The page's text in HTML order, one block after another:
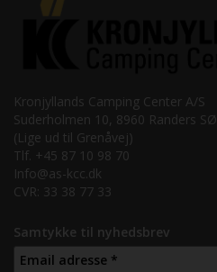
Kronjyllands Camping Center A/S
Suderholmen 10, 8960 Randers SØ
(Lige ud til Grenåvej)
Tlf. +45 87 10 98 70
Info@as-kcc.dk
CVR: 33 38 77 33
Samtykke til nyhedsbrev